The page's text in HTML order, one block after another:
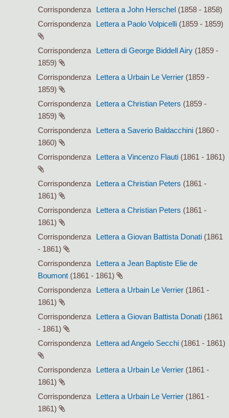
Corrispondenza
Lettera a John Herschel (1858 - 1858)
Corrispondenza
Lettera a Paolo Volpicelli (1859 - 1859)
Corrispondenza Lettera di George Biddell Airy (1859 -
1859)
Corrispondenza
Lettera a Urbain Le Verrier (1859 -
1859)
Corrispondenza
Lettera a Christian Peters (1859 -
1859)
Corrispondenza
Lettera a Saverio Baldacchini (1860 -
1860)
Corrispondenza
Lettera a Vincenzo Flauti (1861 - 1861)
Corrispondenza Lettera a Christian Peters (1861 -
1861)
Corrispondenza
Lettera a Christian Peters (1861 -
1861)
Corrispondenza
Lettera a Giovan Battista Donati (1861
- 1861)
Corrispondenza
Lettera a Jean Baptiste Elie de
Boumont (1861 - 1861)
Corrispondenza
Lettera a Urbain Le Verrier (1861 -
1861)
Corrispondenza
Lettera a Giovan Battista Donati (1861
- 1861)
Corrispondenza
Lettera ad Angelo Secchi (1861 - 1861)
Corrispondenza Lettera a Urbain Le Verrier (1861 -
1861)
Corrispondenza
Lettera a Urbain Le Verrier (1861 -
1861)